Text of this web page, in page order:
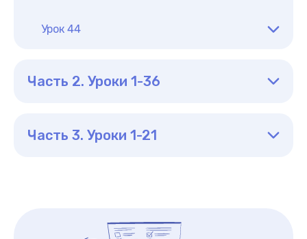
Урок 44
Часть 2. Уроки 1-36
Часть 3. Уроки 1-21